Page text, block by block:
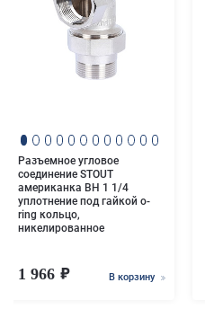
Разъемное угловое
соединение STOUT
американка ВН 1 1/4
уплотнение под гайкой o-
ring кольцо,
никелированное
1 966 В корзину